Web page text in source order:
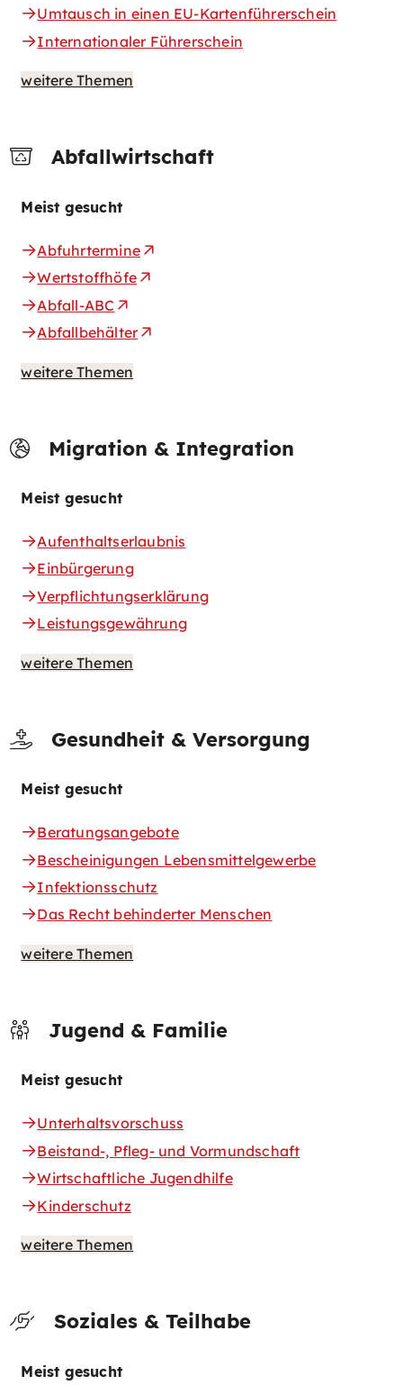
Umtausch in einen EU-Kartenführerschein
Internationaler Führerschein
weitere Themen
Abfallwirtschaft
Meist gesucht
Abfuhrtermine
Wertstoffhöfe
Abfall-ABC
Abfallbehälter
weitere Themen
Migration & Integration
Meist gesucht
Aufenthaltserlaubnis
Einbürgerung
Verpflichtungserklärung
Leistungsgewährung
weitere Themen
Gesundheit & Versorgung
Meist gesucht
Beratungsangebote
Bescheinigungen Lebensmittelgewerbe
Infektionsschutz
Das Recht behinderter Menschen
weitere Themen
Jugend & Familie
Meist gesucht
Unterhaltsvorschuss
Beistand-, Pfleg- und Vormundschaft
Wirtschaftliche Jugendhilfe
Kinderschutz
weitere Themen
Soziales & Teilhabe
Meist gesucht